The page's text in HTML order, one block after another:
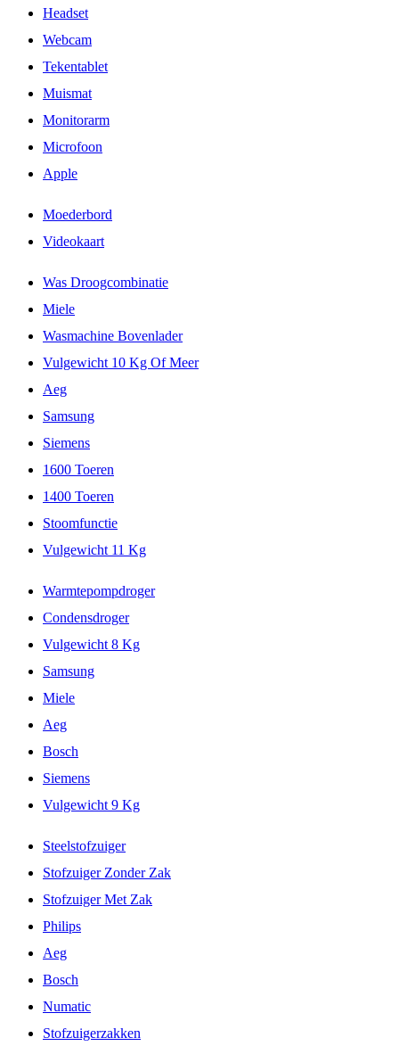
Headset
Webcam
Tekentablet
Muismat
Monitorarm
Microfoon
Apple
Moederbord
Videokaart
Was Droogcombinatie
Miele
Wasmachine Bovenlader
Vulgewicht 10 Kg Of Meer
Aeg
Samsung
Siemens
1600 Toeren
1400 Toeren
Stoomfunctie
Vulgewicht 11 Kg
Warmtepompdroger
Condensdroger
Vulgewicht 8 Kg
Samsung
Miele
Aeg
Bosch
Siemens
Vulgewicht 9 Kg
Steelstofzuiger
Stofzuiger Zonder Zak
Stofzuiger Met Zak
Philips
Aeg
Bosch
Numatic
Stofzuigerzakken